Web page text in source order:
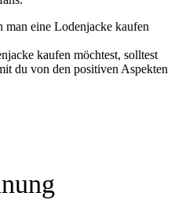
man eine Lodenjacke kaufen
kaufen möchtest, solltest
du von den positiven Aspekten